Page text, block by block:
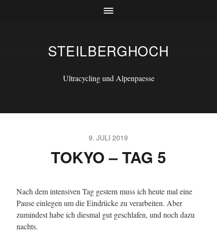
STEILBERGHOCH
Ultracycling und Alpenpaesse
9. JULI 2019
TOKYO – TAG 5
Nach dem intensiven Tag gestern muss ich heute mal eine
Pause einlegen um die Eindrücke zu verarbeiten. Aber
zumindest habe ich diesmal gut geschlafen, und noch dazu
nachts.